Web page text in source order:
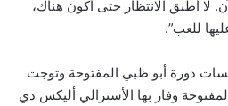
لا أطيق الانتظار حتى أكون هناك،
للعب”.
دورة أبو ظبي المفتوحة وتوجت
المفتوحة وفاز بها الأسترالي أليكس دي